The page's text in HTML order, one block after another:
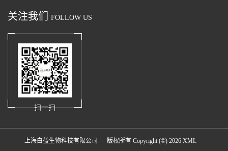
关注我们 FOLLOW US
扫一扫
上海白益生物科技有限公司 版权所有 Copyright (©) 2026 XML